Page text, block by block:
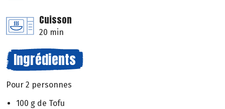
Cuisson
20 min
Ingrédients
Pour 2 personnes
100 g de Tofu